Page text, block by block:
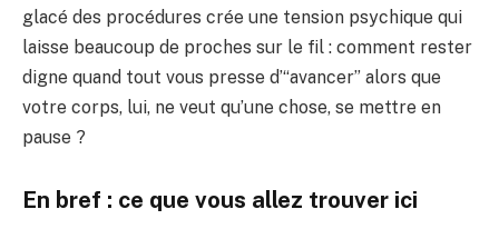
glacé des procédures crée une tension psychique qui
laisse beaucoup de proches sur le fil : comment rester
digne quand tout vous presse d’“avancer” alors que
votre corps, lui, ne veut qu’une chose, se mettre en
pause ?
En bref : ce que vous allez trouver ici